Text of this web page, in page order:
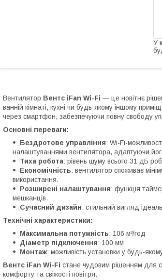
У
Вентилятор Вентс iFan Wi-Fi — це новітнє
ванній кімнаті, кухні чи будь-якому іншому
через смартфон, забезпечуючи повну свободу
Основні переваги:
Бездротове управління: Wi-Fi-
налаштуваннями вентилятора, адаптуючи
Тиха робота: рівень шуму всього 31 дБ
Економічність: вентилятор споживає
використання.
Розширені налаштування: функція
мешканців.
Сучасний дизайн: стильний вигляд
Технічні характеристики:
Максимальна потужність: 106 м³/год
Діаметр підключення: 100 мм
Монтаж: можливість установки у будь-
Вентс iFan Wi-Fi стане чудовим рішенням для
комфорту та свіжості повітря.